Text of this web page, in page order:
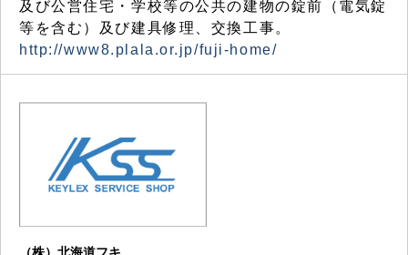
及び公営住宅・学校等の公共の建物の錠前（電気錠
等を含む）及び建具修理、交換工事。
http://www8.plala.or.jp/fuji-home/